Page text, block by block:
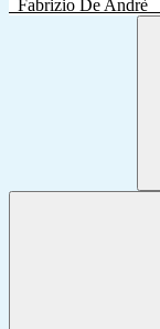
Fabrizio De Andrè